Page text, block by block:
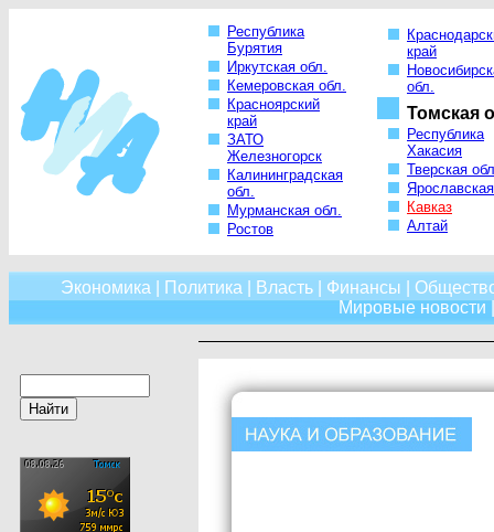
Республика
Бурятия
Иркутская обл.
Кемеровская обл.
Красноярский
край
ЗАТО
Железногорск
Калининградская
обл.
Мурманская обл.
Ростов
край
обл.
Томская
Республика
Хакасия
Тверская
Кавказ
Алтай
Экономика Политика Власть Финансы
Мировые новости